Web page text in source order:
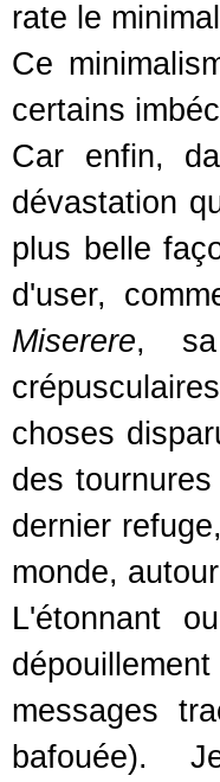
rate le
Ce
certains
Car enfin,
dévastation
plus belle
d'user,
Miserere, sa
choses
des
dernier
monde,
L'étonnant
messages
bafouée).